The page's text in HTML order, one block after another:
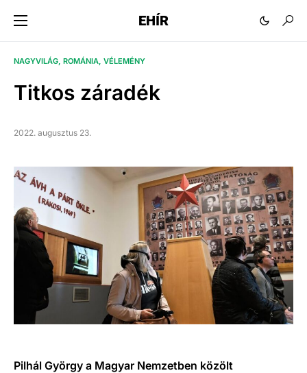
EHÍR
NAGYVILÁG ROMÁNIA VÉLEMÉNY
Titkos záradék
2022. augusztus 23.
Pilhál György a Magyar Nemzetben közölt